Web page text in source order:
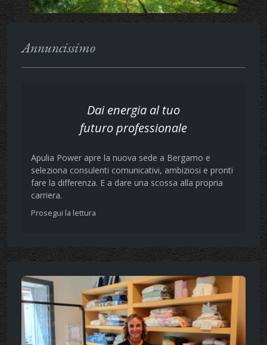
Annuncissimo
Dai energia al tuo
futuro professionale
Apulia Power apre la nuova sede a Bergamo e
seleziona consulenti comunicativi, ambiziosi e pronti
fare la differenza. E a dare una scossa alla propria
carriera.
Prosegui la lettura